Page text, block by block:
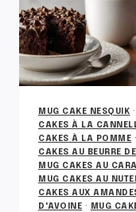
MUG CAKE NESQUIK ·
CAKES À LA
CAKES À LA POMME ·
CAKES AU BEURRE
MUG CAKES AU
MUG CAKES AU
CAKES AUX
D'AVOINE · MUG